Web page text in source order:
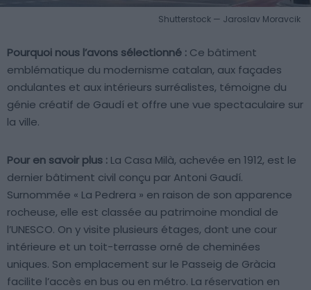
Shutterstock — Jaroslav Moravcik
Pourquoi nous l’avons sélectionné : Ce bâtiment
emblématique du modernisme catalan, aux façades
ondulantes et aux intérieurs surréalistes, témoigne du
génie créatif de Gaudí et offre une vue spectaculaire sur
la ville.
Pour en savoir plus : La Casa Milà, achevée en 1912, est le
dernier bâtiment civil conçu par Antoni Gaudí.
Surnommée « La Pedrera » en raison de son apparence
rocheuse, elle est classée au patrimoine mondial de
l’UNESCO. On y visite plusieurs étages, dont une cour
intérieure et un toit-terrasse orné de cheminées
uniques. Son emplacement sur le Passeig de Gràcia
facilite l’accès en bus ou en métro. La réservation en